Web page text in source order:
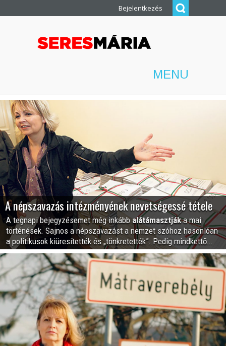
Bejelentkezés
MENU
A népszavazás intézményének nevetségessé tétele
A tegnapi bejegyzésemet még inkább alátámasztjáka mai
történések. Sajnos a népszavazást a nemzet szóhoz hasonlóan
a politikusok kiüresítették és „tönkretették”. Pedig mindkettő...